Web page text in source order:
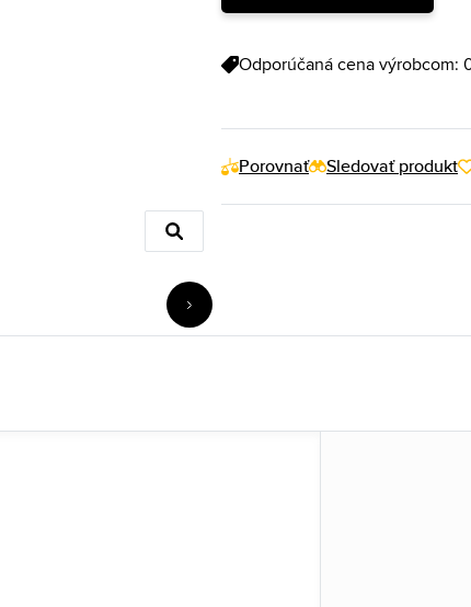
Odporúčaná cena výrobcom:
Porovnať Sledovať produkt